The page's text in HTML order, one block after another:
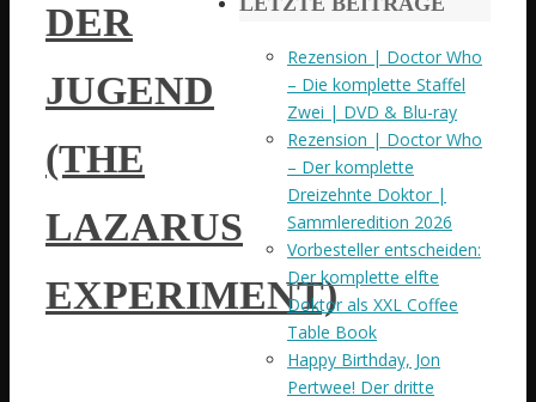
DER
JUGEND
(THE
LAZARUS
EXPERIMENT)
Rezension | Doctor Who
– Die komplette Staffel
Zwei | DVD & Blu-ray
Rezension | Doctor Who
– Der komplette
Dreizehnte Doktor |
Sammleredition 2026
Vorbesteller entscheiden:
Der komplette elfte
Doktor als XXL Coffee
Table Book
Happy Birthday, Jon
Pertwee! Der dritte